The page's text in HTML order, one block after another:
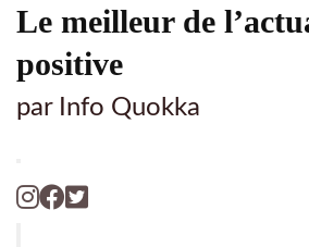
Le meilleur de
positive
par Info Quokka